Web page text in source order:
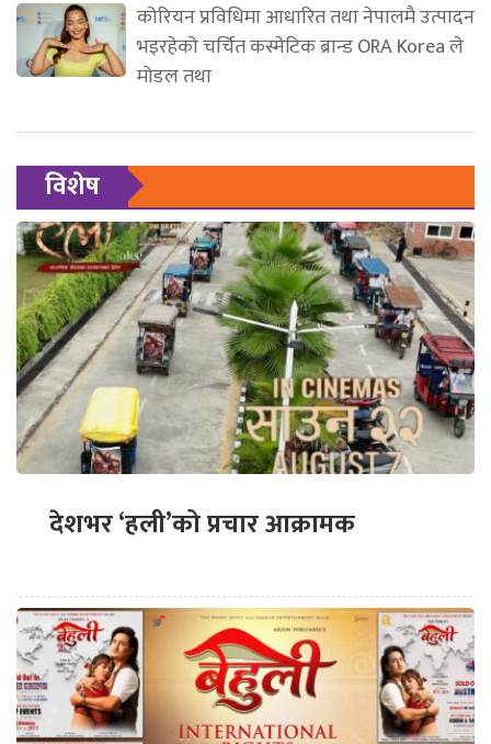
कोरियन प्रविधिमा आधारित तथा नेपालमै उत्पादन
भइरहेको चर्चित कस्मेटिक ब्रान्ड ORA Korea ले
मोडल तथा
विशेष
देशभर ‘हली’को प्रचार आक्रामक